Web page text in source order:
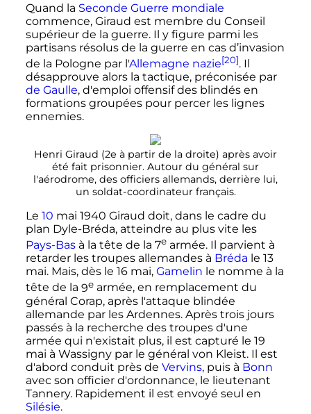
Quand la Seconde Guerre mondiale
commence, Giraud est membre du Conseil
supérieur de la guerre. Il y figure parmi les
partisans résolus de la guerre en cas d’invasion
de la Pologne par l'Allemagne nazie[20]. Il
désapprouve alors la tactique, préconisée par
de Gaulle, d'emploi offensif des blindés en
formations groupées pour percer les lignes
ennemies.
Henri Giraud (2e à partir de la droite) après avoir
été fait prisonnier. Autour du général sur
l'aérodrome, des officiers allemands, derrière lui,
un soldat-coordinateur français.
Le 10 mai 1940 Giraud doit, dans le cadre du
plan Dyle-Bréda, atteindre au plus vite les
Pays-Basà la tête de la 7e armée. Il parvient à
retarder les troupes allemandes à Bréda le 13
mai. Mais, dès le 16 mai, Gamelin le nomme à la
tête de la 9e armée, en remplacement du
général Corap, après l'attaque blindée
allemande par les Ardennes. Après trois jours
passés à la recherche des troupes d'une
armée qui n'existait plus, il est capturé le 19
mai à Wassigny par le général von Kleist. Il est
d'abord conduit près de Vervins, puis à Bonn
avec son officier d'ordonnance, le lieutenant
Tannery. Rapidement il est envoyé seul en
Silésie.